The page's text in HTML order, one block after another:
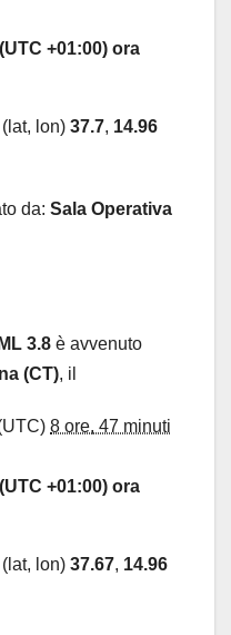
+01:00) ora
lon) 37.7, 14.96
da: Sala Operativa
ML 3.8 è avvenuto
(CT), il
8 ore, 47 minuti
+01:00) ora
lon) 37.67, 14.96